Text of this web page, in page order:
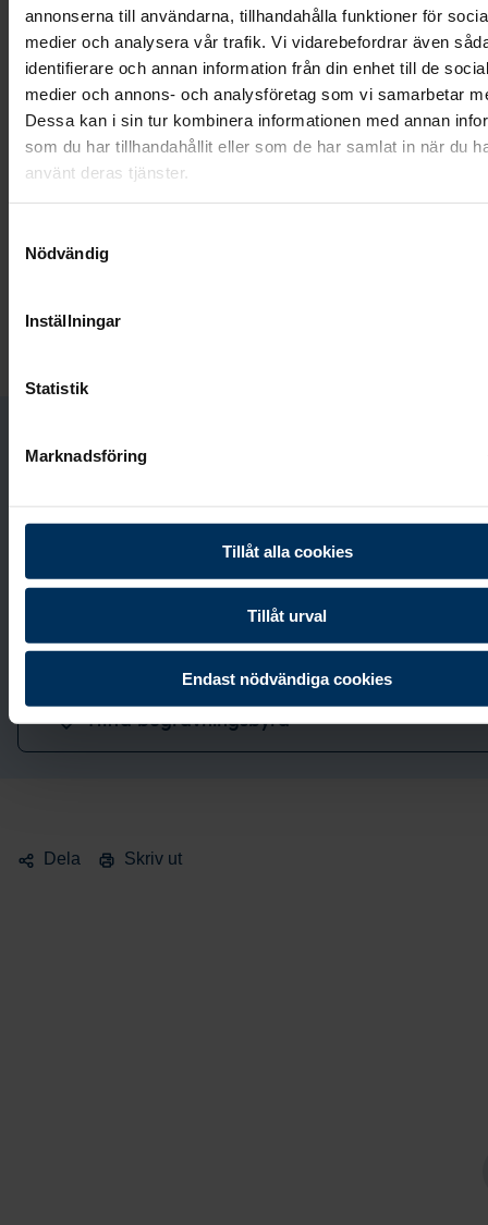
annonserna till användarna, tillhandahålla funktioner för
medier och analysera vår trafik. Vi vidarebefordrar även
identifierare och annan information från din enhet till de
medier och annons- och analysföretag som vi samarbetar
Dessa kan i sin tur kombinera informationen med annan
som du har tillhandahållit eller som de har samlat in när du
använt deras tjänster.
Nödvändig
Inställningar
Statistik
Marknadsföring
Tillåt alla cookies
Tillåt urval
Endast nödvändiga cookies
Bukett - Skimrande germini
En luftig bukett med rosa germini och skira
845 kr
Besök begravningsplaneraren
Kontakta oss
Vi svarar i telefon alla dagar i veckan:0771-87 00
Boka möte
Hitta begravningsbyrå
Dela Skriv ut